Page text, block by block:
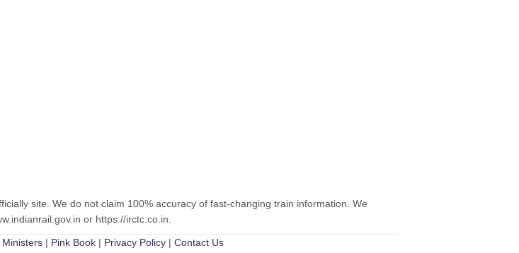
site. We do not claim 100% accuracy of fast-changing train information. We
or https://irctc.co.in.
Ministers | Pink Book | Privacy Policy | Contact Us